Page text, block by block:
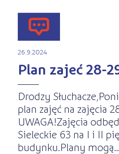
26.9.2024
Plan zajeć 28-
Drodzy
plan zajęć na zajęcia
UWAGA!Zajęcia
Sieleckie 63 na I i II
budynku.Plany mogą...